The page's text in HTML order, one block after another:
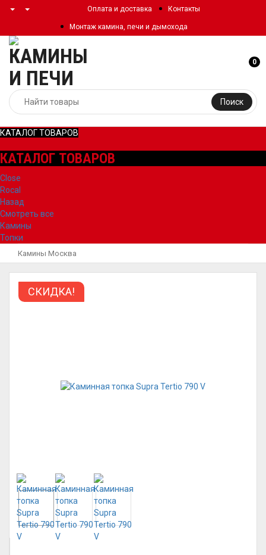
Оплата и доставка Контакты
Монтаж камина, печи и дымохода
Поиск
0
КАТАЛОГ ТОВАРОВ
КАТАЛОГ ТОВАРОВ
Close
Rocal
Назад
Смотреть все
Камины
Топки
Камины Москва
СКИДКА!